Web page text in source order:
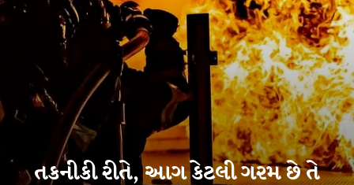
તકનીકી રીતે, આગ કેટલી ગરમ છે તે